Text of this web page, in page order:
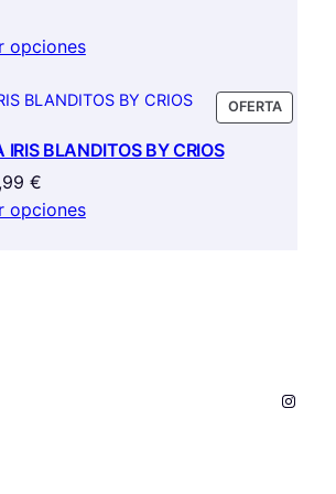
opciones
OFERTA
EN
IRIS BLANDITOS BY CRIOS
€El
precio
opciones